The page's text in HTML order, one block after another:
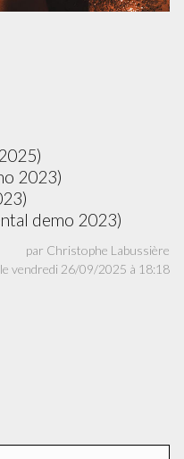
2023)
demo 2023)
par Christophe Labussière
vendredi 26/09/2025 à 18:18